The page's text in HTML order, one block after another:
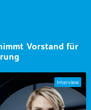
Vorstand für